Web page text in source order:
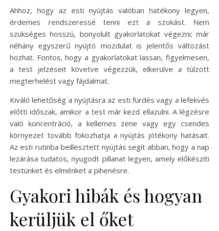
Ahhoz, hogy az esti nyújtás valóban hatékony legyen,
érdemes rendszeressé tenni ezt a szokást. Nem
szükséges hosszú, bonyolult gyakorlatokat végezni; már
néhány egyszerű nyújtó mozdulat is jelentős változást
hozhat. Fontos, hogy a gyakorlatokat lassan, figyelmesen,
a test jelzéseit követve végezzük, elkerülve a túlzott
megterhelést vagy fájdalmat.
Kiváló lehetőség a nyújtásra az esti fürdés vagy a lefekvés
előtti időszak, amikor a test már kezd ellazulni. A légzésre
való koncentráció, a kellemes zene vagy egy csendes
környezet tovább fokozhatja a nyújtás jótékony hatásait.
Az esti rutinba beillesztett nyújtás segít abban, hogy a nap
lezárása tudatos, nyugodt pillanat legyen, amely előkészíti
testünket és elménket a pihenésre.
Gyakori hibák és hogyan
kerüljük el őket